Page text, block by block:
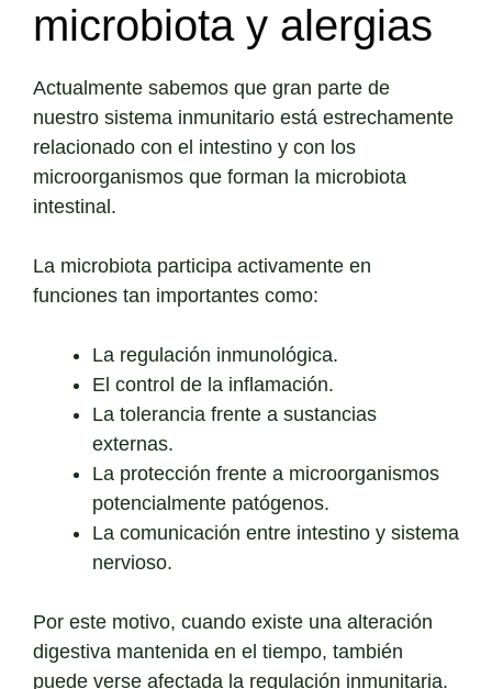
microbiota y alergias
Actualmente sabemos que gran parte de
nuestro sistema inmunitario está estrechamente
relacionado con el intestino y con los
microorganismos que forman la microbiota
intestinal.
La microbiota participa activamente en
funciones tan importantes como:
La regulación inmunológica.
El control de la inflamación.
La tolerancia frente a sustancias
externas.
La protección frente a microorganismos
potencialmente patógenos.
La comunicación entre intestino y sistema
nervioso.
Por este motivo, cuando existe una alteración
digestiva mantenida en el tiempo, también
puede verse afectada la regulación inmunitaria.